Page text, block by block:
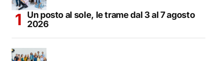
Un posto al sole, le trame dal 3 al 7 agosto
2026